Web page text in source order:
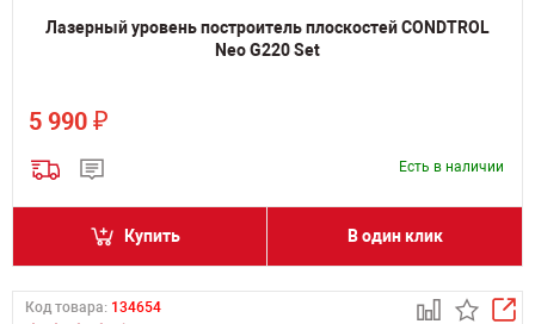
Лазерный уровень построитель плоскостей CONDTROL
Neo G220 Set
5 990 ₽
Есть в наличии
Купить В один клик
Код товара: 134654